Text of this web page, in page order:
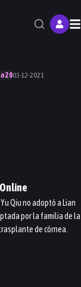
2003-12-2021
Online
Qiu no adoptó a Lian
por la familia de la
de córnea.